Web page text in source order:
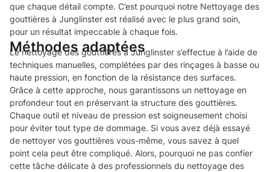
que chaque détail compte. C’est pourquoi notre Nettoyage des
gouttières à Junglinster est réalisé avec le plus grand soin,
pour un résultat impeccable à chaque fois.
Méthodes adaptées
Le nettoyage des gouttières à Junglinster s’effectue à l’aide de
techniques manuelles, complétées par des rinçages à basse ou
haute pression, en fonction de la résistance des surfaces.
Grâce à cette approche, nous garantissons un nettoyage en
profondeur tout en préservant la structure des gouttières.
Chaque outil et niveau de pression est soigneusement choisi
pour éviter tout type de dommage. Si vous avez déjà essayé
de nettoyer vos gouttières vous-même, vous savez à quel
point cela peut être compliqué. Alors, pourquoi ne pas confier
cette tâche délicate à des professionnels du nettoyage des